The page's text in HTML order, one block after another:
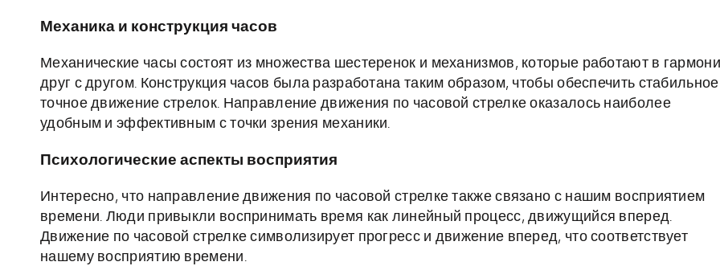
Механика и конструкция часов
Механические часы состоят из множества шестеренок и механизмов, которые работают в
друг с другом. Конструкция часов была разработана таким образом, чтобы обеспечить
точное движение стрелок. Направление движения по часовой стрелке оказалось наиболее
удобным и эффективным с точки зрения механики.
Психологические аспекты восприятия
Интересно, что направление движения по часовой стрелке также связано с нашим восприятием
времени. Люди привыкли воспринимать время как линейный процесс, движущийся вперед.
Движение по часовой стрелке символизирует прогресс и движение вперед, что соответствует
нашему восприятию времени.